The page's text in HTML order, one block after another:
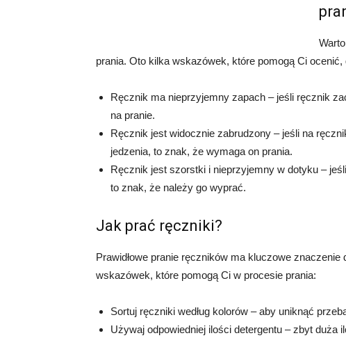
prania. Oto kilka wskazówek, które pomogą Ci
Ręcznik ma nieprzyjemny zapach – jeśli ręcznik
na pranie.
Ręcznik jest widocznie zabrudzony – jeśli na
jedzenia, to znak, że wymaga on prania.
Ręcznik jest szorstki i nieprzyjemny w dotyku –
to znak, że należy go wyprać.
Jak prać ręczniki?
Prawidłowe pranie ręczników ma kluczowe
wskazówek, które pomogą Ci w procesie prania:
Sortuj ręczniki według kolorów – aby uniknąć
Używaj odpowiedniej ilości detergentu – zbyt duża